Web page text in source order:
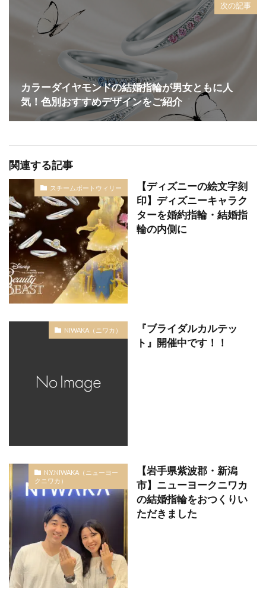
次の記事
カラーダイヤモンドの結婚指輪が男女ともに人
気！色別おすすめデザインをご紹介
関連する記事
スチームボートウィリー
【ディズニーの絵文字刻
印】ディズニーキャラク
ターを婚約指輪・結婚指
輪の内側に
NIWAKA（ニワカ）
『ブライダルカルテッ
ト』開催中です！！
N.Y.NIWAKA（ニューヨー
クニワカ）
【岩手県紫波郡・新潟
市】ニューヨークニワカ
の結婚指輪をおつくりい
ただきました